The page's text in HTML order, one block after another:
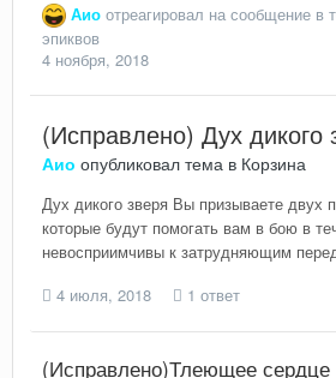
Аио отреагировал на сообщение в
эпиквов
4 ноября, 2018
(Исправлено) Дух дикого
Аио опубликовал тема в Корзина
Дух дикого зверя Вы призываете двух
которые будут помогать вам в бою в
невосприимчивы к затрудняющим
4 июля, 2018
1 ответ
(Исправлено)Тлеющее сердце